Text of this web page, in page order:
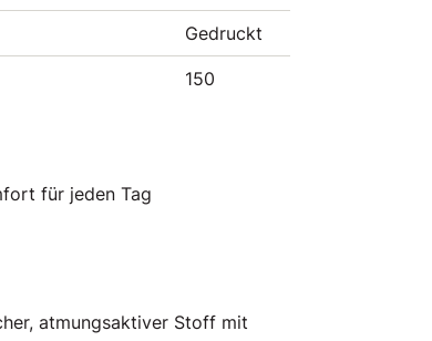
Gedruckt
150
für jeden Tag
atmungsaktiver Stoff mit